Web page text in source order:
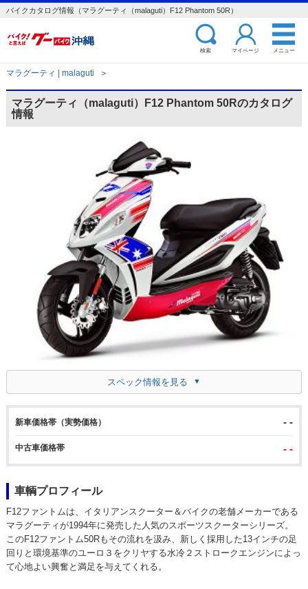
バイクカタログ情報（マラグーティ（malaguti）F12 Phantom 50R）
検索 マイページ メニュー
マラグーティ | malaguti ＞
マラグーティ（malaguti）F12 Phantom 50Rのカタログ
情報
スペック情報を見る
新車価格帯（実勢価格） - -
中古車価格帯 - -
車輌プロフィール
F12ファントムは、イタリアンスクーター＆バイクの老舗メーカーである
マラグーティが1994年に発売した人気のスポーツスクーターシリーズ。
このF12ファントム50Rもその流れを汲み、新しく採用した13インチの足
回りと環境基準のユーロ３をクリヤする水冷２ストロークエンジンによっ
て心地よい興奮と満足を与えてくれる。